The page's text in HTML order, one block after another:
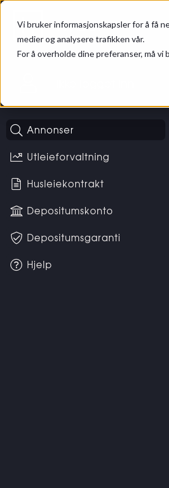
Vi bruker informasjonskapsler for å få
medier og analysere trafikken vår.
For å overholde dine preferanser, må
Hybel
Annonser
Utleieforvaltning
Husleiekontrakt
Depositumskonto
Depositumsgaranti
Hjelp